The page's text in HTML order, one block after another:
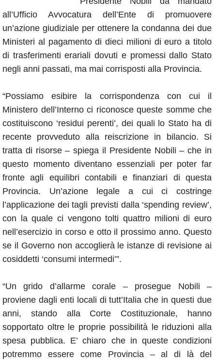
all’Ufficio Avvocatura dell’Ente di promuovere
un’azione giudiziale per ottenere la condanna dei due
Ministeri al pagamento di dieci milioni di euro a titolo
di trasferimenti erariali dovuti e promessi dallo Stato
negli anni passati, ma mai corrisposti alla Provincia.
“Possiamo esibire la corrispondenza con cui il
Ministero dell’Interno ci riconosce queste somme che
costituiscono ‘residui perenti’, dei quali lo Stato ha di
recente provveduto alla reiscrizione in bilancio. Si
tratta di risorse – spiega il Presidente Nobili – che in
questo momento diventano essenziali per poter far
fronte agli equilibri contabili e finanziari di questa
Provincia. Un’azione legale a cui ci costringe
l’applicazione dei tagli previsti dalla ‘spending review’,
con la quale ci vengono tolti quattro milioni di euro
nell’esercizio in corso e otto il prossimo anno. Questo
se il Governo non accoglierà le istanze di revisione ai
cosiddetti ‘consumi intermedi’”.
“Un grido d’allarme corale – prosegue Nobili –
proviene dagli enti locali di tutt’Italia che in questi due
anni, stando alla Corte Costituzionale, hanno
sopportato oltre le proprie possibilità le riduzioni alla
spesa pubblica. E’ chiaro che in queste condizioni
potremmo essere come Provincia – al di là del